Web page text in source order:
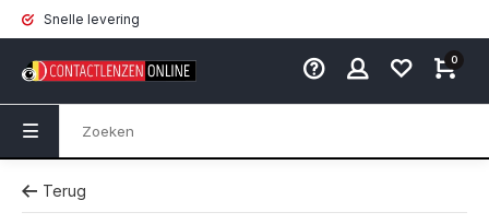
Snelle levering
0
Terug